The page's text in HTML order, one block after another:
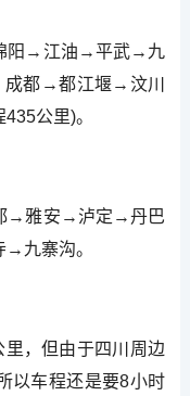
阳→江油→平武→九
成都→都江堰→汶川
公里)。
→雅安→泸定→丹巴
九寨沟。
，但由于四川周边
以车程还是要8小时